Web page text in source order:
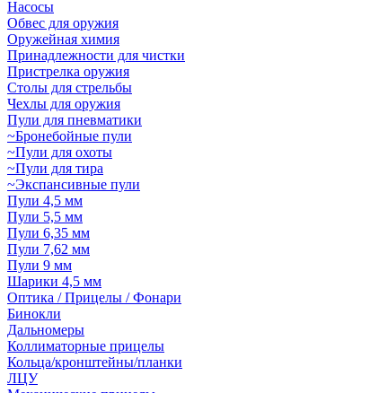
Насосы
Обвес для оружия
Оружейная химия
Принадлежности для чистки
Пристрелка оружия
Столы для стрельбы
Чехлы для оружия
Пули для пневматики
~Бронебойные пули
~Пули для охоты
~Пули для тира
~Экспансивные пули
Пули 4,5 мм
Пули 5,5 мм
Пули 6,35 мм
Пули 7,62 мм
Пули 9 мм
Шарики 4,5 мм
Оптика / Прицелы / Фонари
Бинокли
Дальномеры
Коллиматорные прицелы
Кольца/кронштейны/планки
ЛЦУ